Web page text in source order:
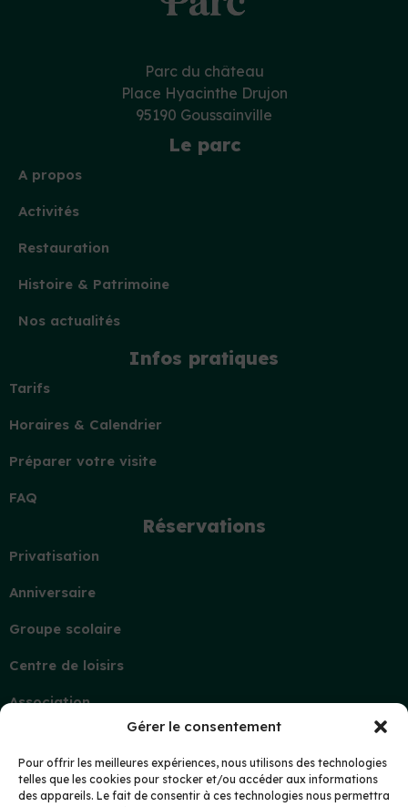
Gérer le consentement
Pour offrir les meilleures expériences, nous utilisons des technologies
telles que les cookies pour stocker et/ou accéder aux informations
des appareils. Le fait de consentir à ces technologies nous permettra
Parc du château
Place Hyacinthe Drujon
95190 Goussainville
Le parc
A propos
Activités
Restauration
Histoire & Patrimoine
Nos actualités
Infos pratiques
Tarifs
Horaires & Calendrier
Préparer votre visite
FAQ
Réservations
Privatisation
Anniversaire
Groupe scolaire
Centre de loisirs
Association
Demande d’information
Mon compte